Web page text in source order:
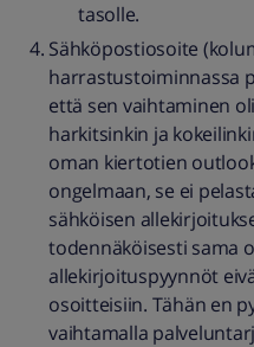
tasolle.
Sähköpostiosoite
harrastustoiminnassa
että sen vaihtaminen
harkitsinkin ja
oman kiertotien
ongelmaan, se ei
sähköisen
todennäköisesti sama
allekirjoituspyynnöt
osoitteisiin. Tähän en
vaihtamalla